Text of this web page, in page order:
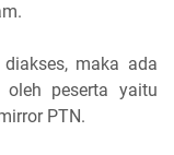
maka ada
peserta yaitu
PTN.